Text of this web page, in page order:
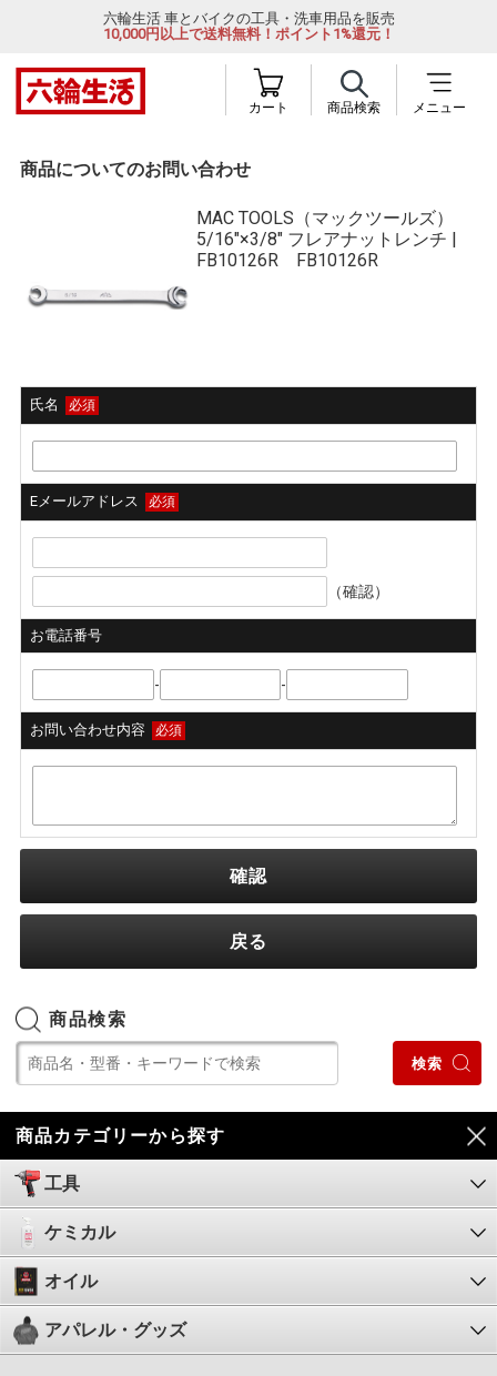
六輪生活 車とバイクの工具・洗車用品を販売
10,000円以上で送料無料！ポイント1%還元！
カート 商品検索 メニュー
商品についてのお問い合わせ
MAC TOOLS（マックツールズ）
5/16"×3/8" フレアナットレンチ |
FB10126R FB10126R
氏名 必須
Eメールアドレス 必須
（確認）
お電話番号
- -
お問い合わせ内容 必須
商品検索
商品カテゴリーから探す
工具
ケミカル
オイル
アパレル・グッズ